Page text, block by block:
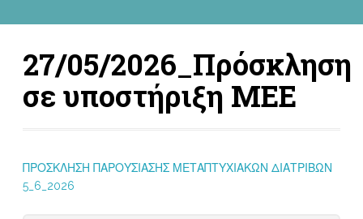
27/05/2026_Πρόσκληση
σε υποστήριξη ΜΕΕ
ΠΡΟΣΚΛΗΣΗ ΠΑΡΟΥΣΙΑΣΗΣ ΜΕΤΑΠΤΥΧΙΑΚΩΝ ΔΙΑΤΡΙΒΩΝ
5_6_2026